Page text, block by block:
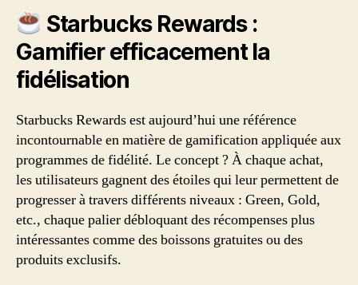
Starbucks Rewards :
Gamifier efficacement la
fidélisation
Starbucks Rewards est aujourd’hui une référence
incontournable en matière de gamification appliquée aux
programmes de fidélité. Le concept ? À chaque achat,
les utilisateurs gagnent des étoiles qui leur permettent de
progresser à travers différents niveaux : Green, Gold,
etc., chaque palier débloquant des récompenses plus
intéressantes comme des boissons gratuites ou des
produits exclusifs.